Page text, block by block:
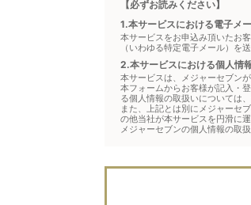
【必ずお読みください】
1.本サービスにおける電子メ
本サービスをお申込み頂いたお
（いわゆる特定電子メール）を
2.本サービスにおける個人情
本サービスは、メジャーセブン
本フォームからお客様が記入・
る個人情報の取扱いについては
また、上記とは別にメジャーセ
の他当社が本サービスを円滑に
メジャーセブンの個人情報の取